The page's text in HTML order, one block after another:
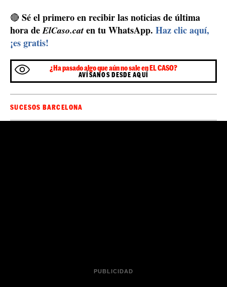
🔴 Sé el primero en recibir las noticias de última
hora deElCaso.cat en tu WhatsApp. Haz clic aquí,
¡es gratis!
¿Ha pasado algo que aún no sale en EL CASO?
AVÍSANOS DESDE AQUÍ
SUCESOS BARCELONA